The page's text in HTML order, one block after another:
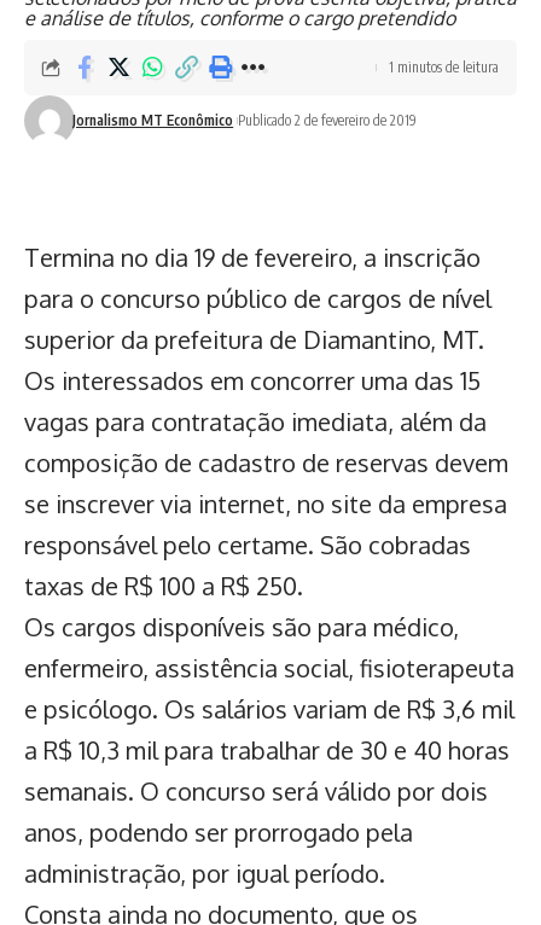
e análise de títulos, conforme o cargo pretendido
Jornalismo MT Econômico Publicado 2 de fevereiro de 2019
1 minutos de leitura
Termina no dia 19 de fevereiro, a inscrição
para o concurso público de cargos de nível
superior da prefeitura de Diamantino, MT.
Os interessados em concorrer uma das 15
vagas para contratação imediata, além da
composição de cadastro de reservas devem
se inscrever via internet, no site da empresa
responsável pelo certame. São cobradas
taxas de R$ 100 a R$ 250.
Os cargos disponíveis são para médico,
enfermeiro, assistência social, fisioterapeuta
e psicólogo. Os salários variam de R$ 3,6 mil
a R$ 10,3 mil para trabalhar de 30 e 40 horas
semanais. O concurso será válido por dois
anos, podendo ser prorrogado pela
administração, por igual período.
Consta ainda no documento, que os